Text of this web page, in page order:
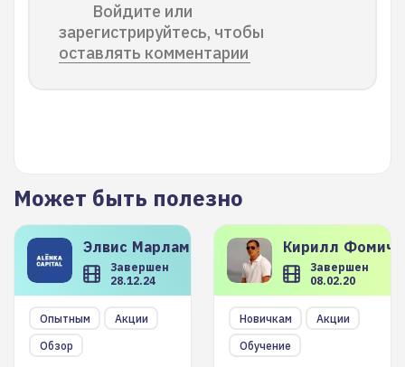
Войдите или
зарегистрируйтесь, чтобы
оставлять комментарии
Может быть полезно
Элвис Марламов
Завершен
28.12.24
Опытным
Акции
Обзор
Кирилл
Завершен
08.02.20
Новичкам
Акции
Обучение